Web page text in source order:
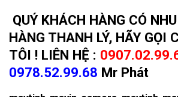
QUÝ KHÁCH HÀNG CÓ
HÀNG THANH LÝ, HÃY GỌI
TÔI ! LIÊN HỆ :
0978.52.99.68 Mr Phát